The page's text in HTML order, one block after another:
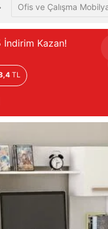
Ofis ve Çalışma
İndirim Kazan!
TL